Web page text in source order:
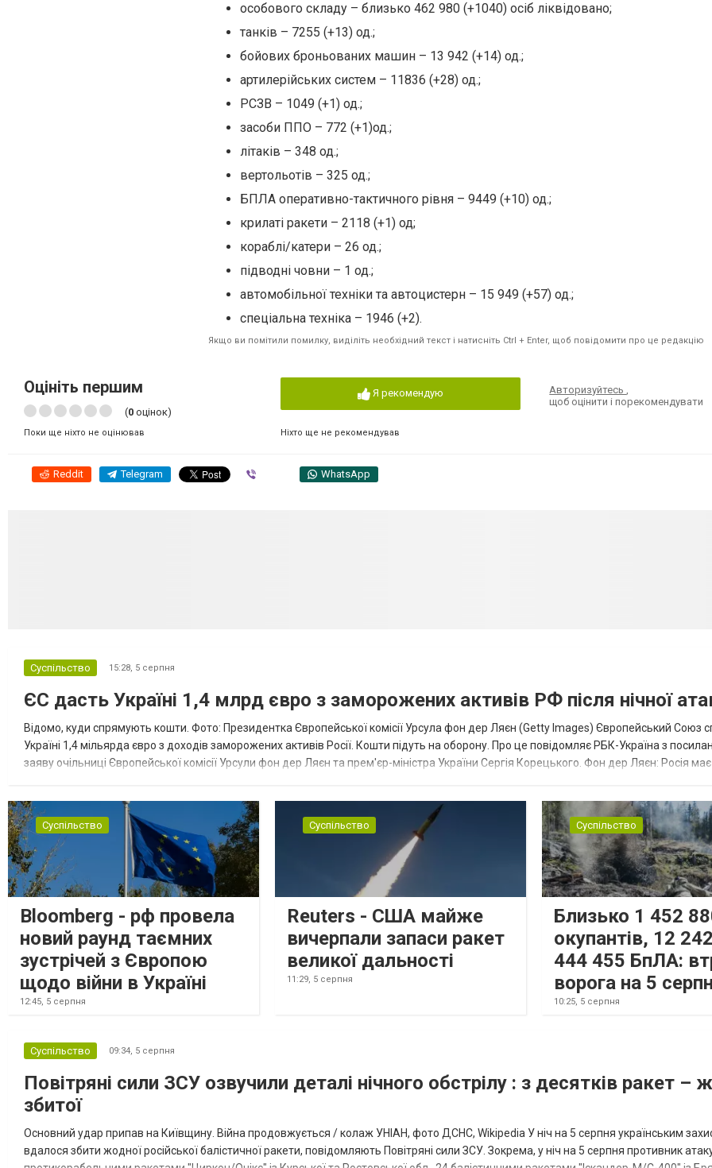
особового складу – близько 462 980 (+1040) осіб ліквідовано;
танків – 7255 (+13) од.;
бойових броньованих машин – 13 942 (+14) од.;
артилерійських систем – 11836 (+28) од.;
РСЗВ – 1049 (+1) од.;
засоби ППО – 772 (+1)од.;
літаків – 348 од.;
вертольотів – 325 од.;
БПЛА оперативно-тактичного рівня – 9449 (+10) од.;
крилаті ракети – 2118 (+1) од;
кораблі/катери – 26 од.;
підводні човни – 1 од.;
автомобільної техніки та автоцистерн – 15 949 (+57) од.;
спеціальна техніка – 1946 (+2).
Якщо ви помітили помилку, виділіть необхідний текст і натисніть Ctrl + Enter, щоб повідомити про це редакцію
Оцініть першим
(0 оцінок)
Поки ще ніхто не оцінював
Я рекомендую
Ніхто ще не рекомендував
Авторизуйтесь,
щоб оцінити і порекомендувати
Reddit Telegram WhatsApp
Суспільство 15:28, 5 серпня
ЄС дасть Україні 1,4 млрд євро з заморожених активів РФ після нічної
Відомо, куди спрямують кошти. Фото: Президентка Європейської комісії Урсула фон дер Ляєн (Getty Images) Європейський Союз
Україні 1,4 мільярда євро з доходів заморожених активів Росії. Кошти підуть на оборону. Про це повідомляє РБК-Україна з
заяву очільниці Європейської комісії Урсули фон дер Ляєн та прем'єр-міністра України Сергія Корецького. Фон дер Ляєн: Росія
Суспільство
Bloomberg - рф провела
новий раунд таємних
зустрічей з Європою
щодо війни в Україні
12:45, 5 серпня
Суспільство
Reuters - США майже
вичерпали запаси ракет
великої дальності
11:29, 5 серпня
Суспільство
Близько 1 452
окупантів, 12
444 455 БпЛА:
ворога на 5
10:25, 5 серпня
Суспільство 09:34, 5 серпня
Повітряні сили ЗСУ озвучили деталі нічного обстрілу : з десятків ракет –
збитої
Основний удар припав на Київщину. Війна продовжується / колаж УНІАН, фото ДСНС, Wikipedia У ніч на 5 серпня українським
вдалося збити жодної російської балістичної ракети, повідомляють Повітряні сили ЗСУ. Зокрема, у ніч на 5 серпня противник